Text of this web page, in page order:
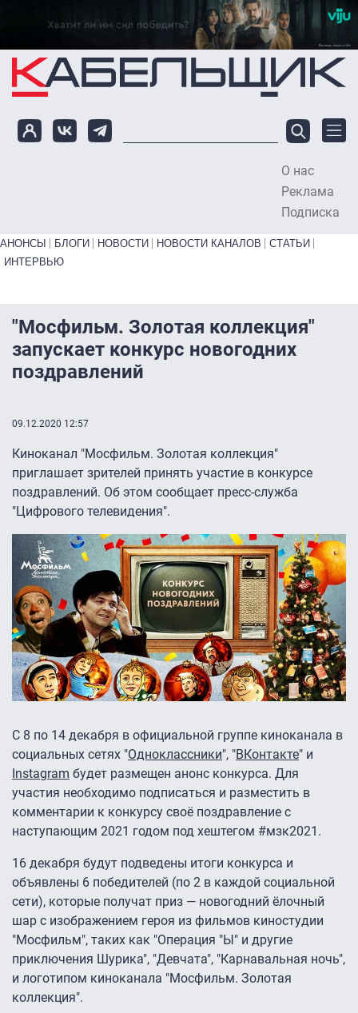
Перейти к основному содержанию
О нас
Реклама
Подписка
Primary links bottom
АНОНСЫ БЛОГИ НОВОСТИ НОВОСТИ КАНАЛОВ
СТАТЬИ
ИНТЕРВЬЮ
"Мосфильм. Золотая коллекция"
запускает конкурс новогодних
поздравлений
09.12.2020 12:57
Киноканал "Мосфильм. Золотая коллекция"
приглашает зрителей принять участие в конкурсе
поздравлений. Об этом сообщает пресс-служба
"Цифрового телевидения".
С 8 по 14 декабря в официальной группе киноканала в
социальных сетях "Одноклассники", "ВКонтакте" и
Instagram будет размещен анонс конкурса. Для
участия необходимо подписаться и разместить в
комментарии к конкурсу своё поздравление с
наступающим 2021 годом под хештегом #мзк2021.
16 декабря будут подведены итоги конкурса и
объявлены 6 победителей (по 2 в каждой социальной
сети), которые получат приз — новогодний ёлочный
шар с изображением героя из фильмов киностудии
"Мосфильм", таких как "Операция "Ы" и другие
приключения Шурика", "Девчата", "Карнавальная ночь",
и логотипом киноканала "Мосфильм. Золотая
коллекция".